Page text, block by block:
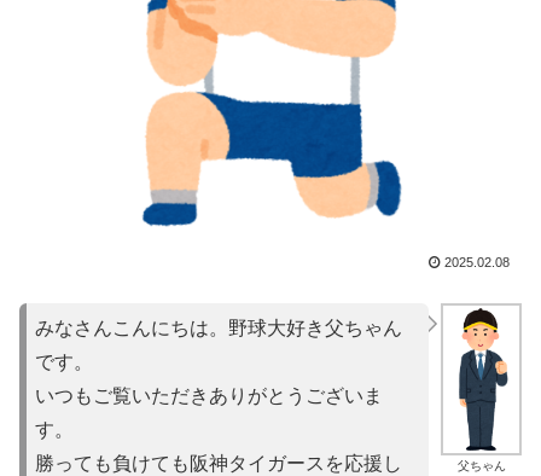
2025.02.08
父ちゃん
みなさんこんにちは。野球大好き父ちゃん
です。
いつもご覧いただきありがとうございま
す。
勝っても負けても阪神タイガースを応援し